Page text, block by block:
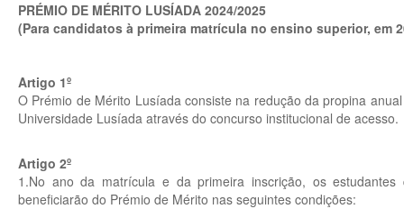
PRÉMIO DE MÉRITO LUSÍADA 2024/2025
(Para candidatos à primeira matrícula no ensino superior, em
Artigo 1º
O Prémio de Mérito Lusíada consiste na redução da propina
Universidade Lusíada através do concurso institucional de acesso.
Artigo 2º
1.No ano da matrícula e da primeira inscrição, os
beneficiarão do Prémio de Mérito nas seguintes condições: